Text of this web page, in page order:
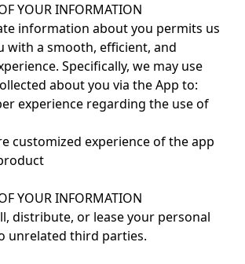
YOUR INFORMATION
information about you permits us
with a smooth, efficient, and
Specifically, we may use
about you via the App to:
experience regarding the use of
customized experience of the app
YOUR INFORMATION
distribute, or lease your personal
unrelated third parties.